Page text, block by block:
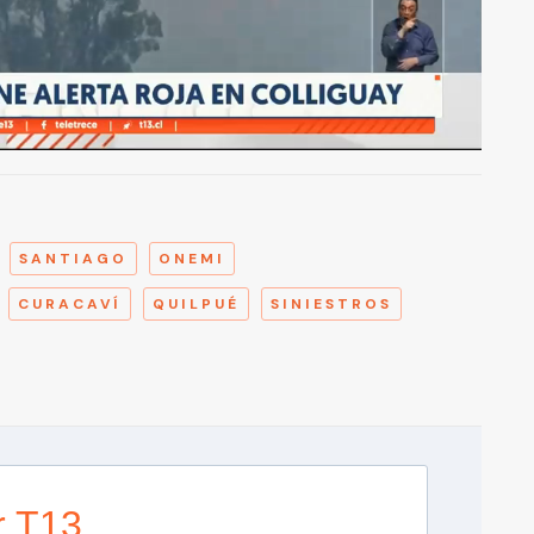
SANTIAGO ONEMI
CURACAVÍ QUILPUÉ SINIESTROS
T13